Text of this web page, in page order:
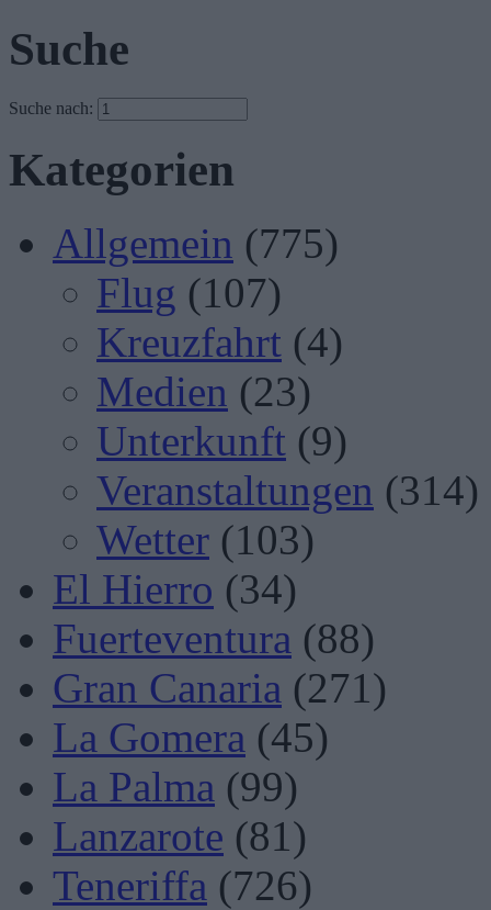
Suche
Suche nach:
Kategorien
Allgemein (775)
Flug (107)
Kreuzfahrt (4)
Medien (23)
Unterkunft (9)
Veranstaltungen (314)
Wetter (103)
El Hierro (34)
Fuerteventura (88)
Gran Canaria (271)
La Gomera (45)
La Palma (99)
Lanzarote (81)
Teneriffa (726)